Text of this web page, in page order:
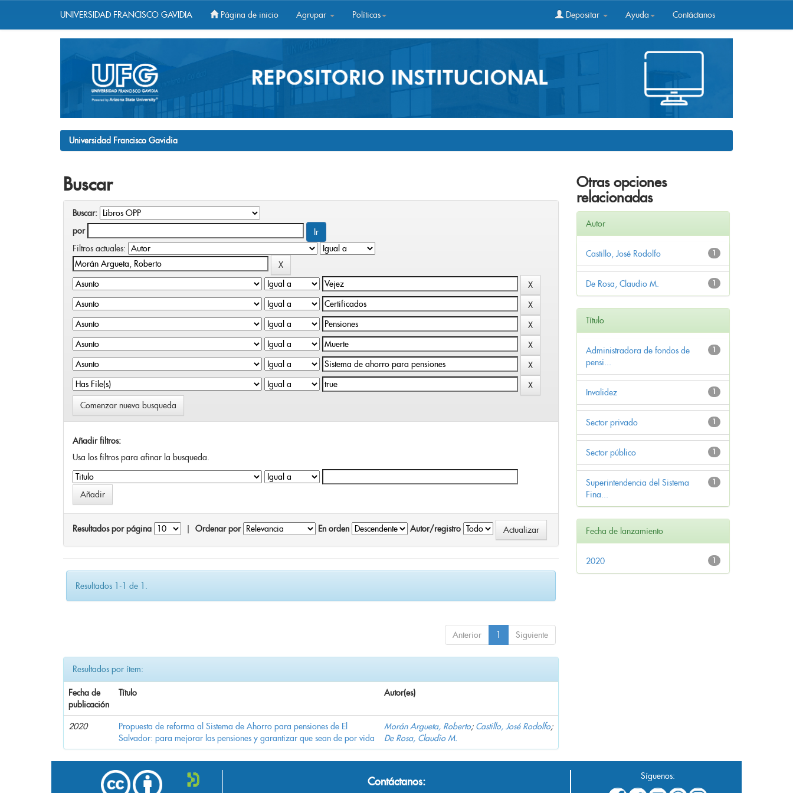
UNIVERSIDAD FRANCISCO GAVIDIA Página de inicio Agrupar Políticas Depositar Ayuda Contáctanos
Universidad Francisco Gavidia
Buscar
Buscar:
por
Filtros actuales:
Comenzar nueva busqueda
Añadir filtros:
Usa los filtros para afinar la busqueda.
Resultados por página Ordenar por En orden Autor/registro
Resultados 1-1 de 1.
Anterior 1 Siguiente
Resultados por ítem:
Fecha de
publicación
Título Autor(es)
2020
Propuesta de reforma al Sistema de Ahorro para pensiones de El
Salvador: para mejorar las pensiones y garantizar que sean de por vida
Morán Argueta, Roberto; Castillo, José Rodolfo;
De Rosa, Claudio M.
Otras opciones
relacionadas
Autor
1
Castillo, José Rodolfo
1
De Rosa, Claudio M.
Título
1
Administradora de fondos de
pensi...
1
Invalidez
1
Sector privado
1
Sector público
1
Superintendencia del Sistema
Fina...
Fecha de lanzamiento
1
2020
Contáctanos: Síguenos: